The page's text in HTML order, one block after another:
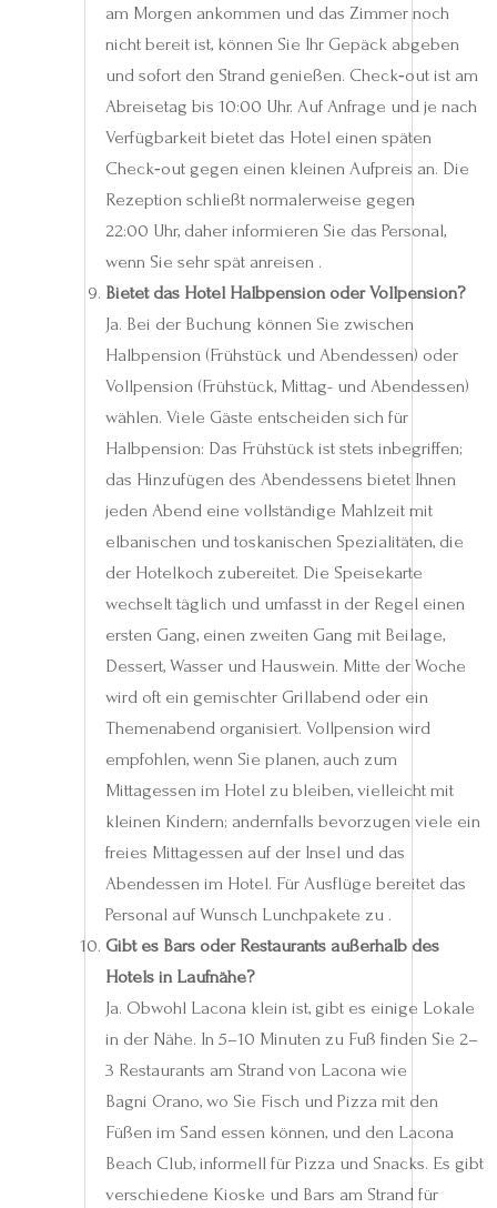
am Morgen ankommen und das Zimmer noch
nicht bereit ist, können Sie Ihr Gepäck abgeben
und sofort den Strand genießen. Check‑out ist am
Abreisetag bis 10:00 Uhr. Auf Anfrage und je nach
Verfügbarkeit bietet das Hotel einen späten
Check‑out gegen einen kleinen Aufpreis an. Die
Rezeption schließt normalerweise gegen
22:00 Uhr, daher informieren Sie das Personal,
wenn Sie sehr spät anreisen .
Bietet das Hotel Halbpension oder Vollpension?
Ja. Bei der Buchung können Sie zwischen
Halbpension (Frühstück und Abendessen) oder
Vollpension (Frühstück, Mittag- und Abendessen)
wählen. Viele Gäste entscheiden sich für
Halbpension: Das Frühstück ist stets inbegriffen;
das Hinzufügen des Abendessens bietet Ihnen
jeden Abend eine vollständige Mahlzeit mit
elbanischen und toskanischen Spezialitäten, die
der Hotelkoch zubereitet. Die Speisekarte
wechselt täglich und umfasst in der Regel einen
ersten Gang, einen zweiten Gang mit Beilage,
Dessert, Wasser und Hauswein. Mitte der Woche
wird oft ein gemischter Grillabend oder ein
Themenabend organisiert. Vollpension wird
empfohlen, wenn Sie planen, auch zum
Mittagessen im Hotel zu bleiben, vielleicht mit
kleinen Kindern; andernfalls bevorzugen viele ein
freies Mittagessen auf der Insel und das
Abendessen im Hotel. Für Ausflüge bereitet das
Personal auf Wunsch Lunchpakete zu .
Gibt es Bars oder Restaurants außerhalb des
Hotels in Laufnähe?
Ja. Obwohl Lacona klein ist, gibt es einige Lokale
in der Nähe. In 5–10 Minuten zu Fuß finden Sie 2–
3 Restaurants am Strand von Lacona wie
Bagni Orano, wo Sie Fisch und Pizza mit den
Füßen im Sand essen können, und den Lacona
Beach Club, informell für Pizza und Snacks. Es gibt
verschiedene Kioske und Bars am Strand für